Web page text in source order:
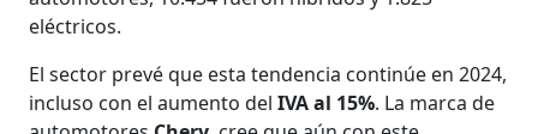
eléctricos.
El sector prevé que esta tendencia continúe en 2024,
incluso con el aumento delIVA al 15%. La marca de